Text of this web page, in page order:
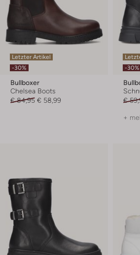
Letzter Artikel
-30%
Bullboxer
Chelsea Boots
€ 84,95 € 58,99
-30%
€
+